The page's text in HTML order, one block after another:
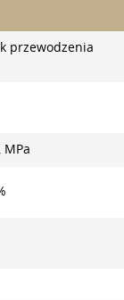
przewodzenia